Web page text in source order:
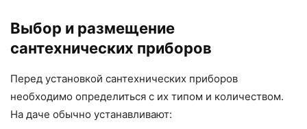
Выбор и размещение
сантехнических приборов
Перед установкой сантехнических приборов
необходимо определиться с их типом и количеством.
На даче обычно устанавливают: